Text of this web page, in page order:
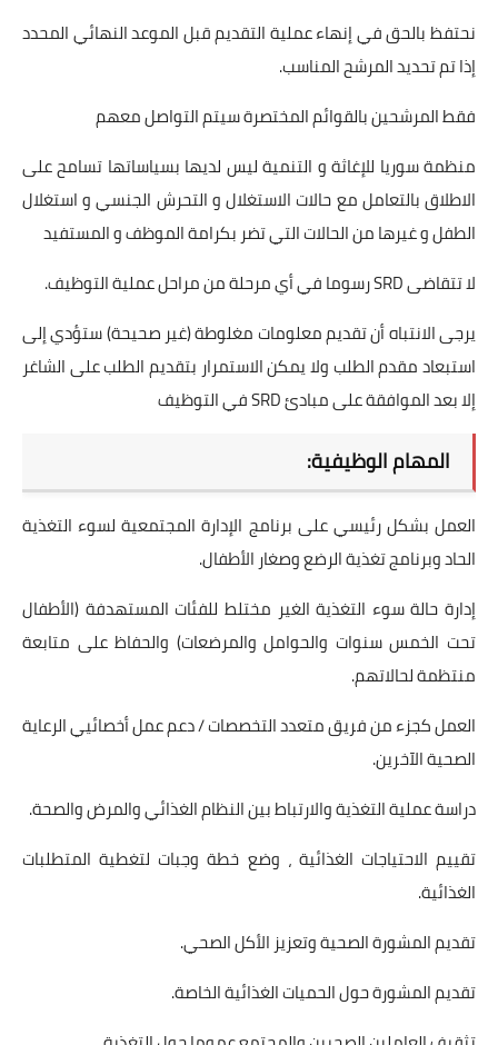
نحتفظ بالحق في إنهاء عملية التقديم قبل الموعد النهائي المحدد
إذا تم تحديد المرشح المناسب.
فقط المرشحين بالقوائم المختصرة سيتم التواصل معهم
منظمة سوريا للإغاثة و التنمية ليس لديها بسياساتها تسامح على
الاطلاق بالتعامل مع حالات الاستغلال و التحرش الجنسي و استغلال
الطفل و غيرها من الحالات التي تضر بكرامة الموظف و المستفيد
لا تتقاضى SRD رسوما في أي مرحلة من مراحل عملية التوظيف.
يرجى الانتباه أن تقديم معلومات مغلوطة (غير صحيحة) ستؤدي إلى
استبعاد مقدم الطلب ولا يمكن الاستمرار بتقديم الطلب على الشاغر
إلا بعد الموافقة على مبادئ SRD في التوظيف
المهام الوظيفية:
العمل بشكل رئيسي على برنامج الإدارة المجتمعية لسوء التغذية
الحاد وبرنامج تغذية الرضع وصغار الأطفال.
إدارة حالة سوء التغذية الغير مختلط للفئات المستهدفة (الأطفال
تحت الخمس سنوات والحوامل والمرضعات) والحفاظ على متابعة
منتظمة لحالاتهم.
العمل كجزء من فريق متعدد التخصصات / دعم عمل أخصائيي الرعاية
الصحية الآخرين.
دراسة عملية التغذية والارتباط بين النظام الغذائي والمرض والصحة.
تقييم الاحتياجات الغذائية ، وضع خطة وجبات لتغطية المتطلبات
الغذائية.
تقديم المشورة الصحية وتعزيز الأكل الصحي.
تقديم المشورة حول الحميات الغذائية الخاصة.